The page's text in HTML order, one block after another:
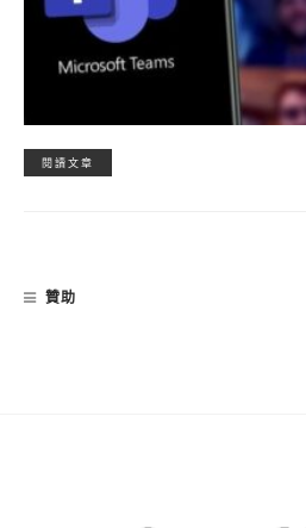
閱讀文章
贊助